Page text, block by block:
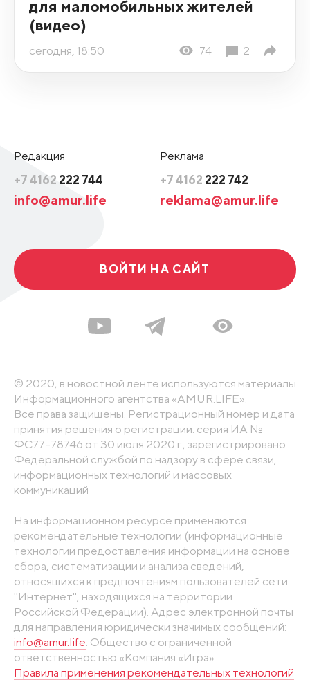
для маломобильных жителей
(видео)
сегодня, 18:50 74 2
Редакция
+7 4162 222 744
info@amur.life
Реклама
+7 4162 222 742
reklama@amur.life
ВОЙТИ НА САЙТ
© 2020, в новостной ленте используются материалы
Информационного агентства «AMUR.LIFE».
Все права защищены. Регистрационный номер и дата
принятия решения о регистрации: серия ИА №
ФС77-78746 от 30 июля 2020 г., зарегистрировано
Федеральной службой по надзору в сфере связи,
информационных технологий и массовых
коммуникаций
На информационном ресурсе применяются
рекомендательные технологии (информационные
технологии предоставления информации на основе
сбора, систематизации и анализа сведений,
относящихся к предпочтениям пользователей сети
"Интернет", находящихся на территории
Российской Федерации). Адрес электронной почты
для направления юридически значимых сообщений:
info@amur.life. Общество с ограниченной
ответственностью «Компания «Игра».
Правила применения рекомендательных технологий